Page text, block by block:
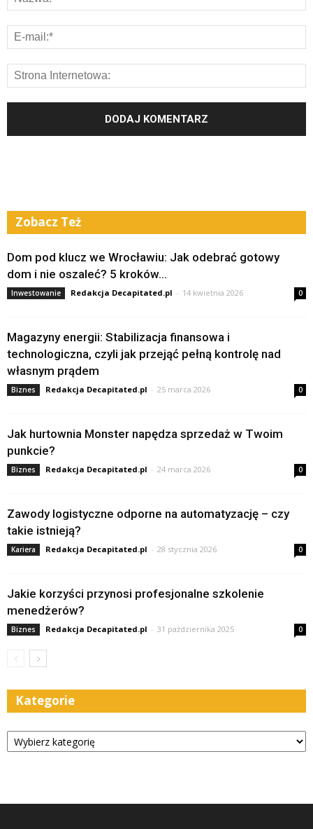
Zobacz Też
Dom pod klucz we Wrocławiu: Jak odebrać gotowy
dom i nie oszaleć? 5 kroków...
Inwestowanie Redakcja Decapitated.pl - 14 kwietnia 2026 0
Magazyny energii: Stabilizacja finansowa i
technologiczna, czyli jak przejąć pełną kontrolę nad
własnym prądem
Biznes Redakcja Decapitated.pl - 25 marca 2026 0
Jak hurtownia Monster napędza sprzedaż w Twoim
punkcie?
Biznes Redakcja Decapitated.pl - 24 marca 2026 0
Zawody logistyczne odporne na automatyzację – czy
takie istnieją?
Kariera Redakcja Decapitated.pl - 28 stycznia 2026 0
Jakie korzyści przynosi profesjonalne szkolenie
menedżerów?
Biznes Redakcja Decapitated.pl - 31 października 2025 0
Kategorie
Kategorie